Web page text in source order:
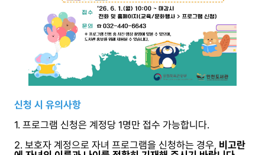
신청 시 유의사항
1. 프로그램 신청은 계정당 1명만 접수 가능합니다.
2. 보호자 계정으로 자녀 프로그램을 신청하는 경우, 비고란